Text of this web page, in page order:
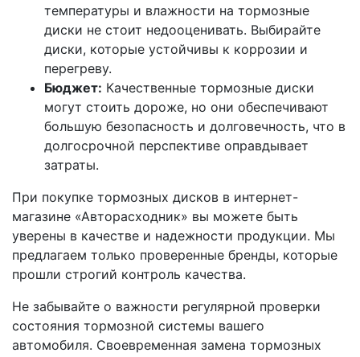
температуры и влажности на тормозные
диски не стоит недооценивать. Выбирайте
диски, которые устойчивы к коррозии и
перегреву.
Бюджет: Качественные тормозные диски
могут стоить дороже, но они обеспечивают
большую безопасность и долговечность, что в
долгосрочной перспективе оправдывает
затраты.
При покупке тормозных дисков в интернет-
магазине «Авторасходник» вы можете быть
уверены в качестве и надежности продукции. Мы
предлагаем только проверенные бренды, которые
прошли строгий контроль качества.
Не забывайте о важности регулярной проверки
состояния тормозной системы вашего
автомобиля. Своевременная замена тормозных